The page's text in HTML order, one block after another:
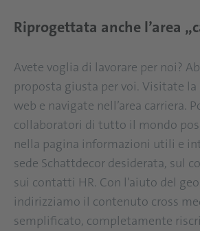
Riprogettata anche l’area
Avete voglia di lavorare per noi?
proposta giusta per voi. Visitate
web e navigate nell’area carriera.
collaboratori di tutto il mondo
nella pagina informazioni utili e
sede Schattdecor desiderata, sul
sui contatti HR. Con l'aiuto del
indirizziamo il contenuto cross
semplificato, completamente